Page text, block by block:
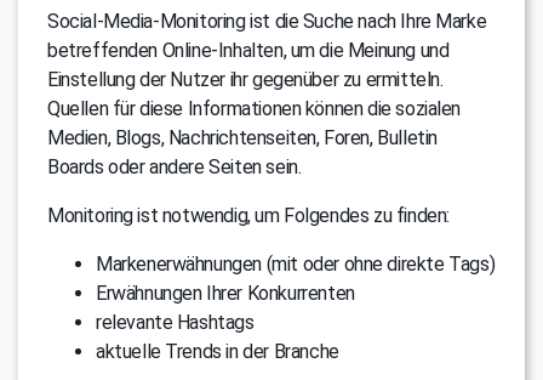
Social-Media-Monitoring ist die Suche nach Ihre Marke
betreffenden Online-Inhalten, um die Meinung und
Einstellung der Nutzer ihr gegenüber zu ermitteln.
Quellen für diese Informationen können die sozialen
Medien, Blogs, Nachrichtenseiten, Foren, Bulletin
Boards oder andere Seiten sein.
Monitoring ist notwendig, um Folgendes zu finden:
Markenerwähnungen (mit oder ohne direkte Tags)
Erwähnungen Ihrer Konkurrenten
relevante Hashtags
aktuelle Trends in der Branche